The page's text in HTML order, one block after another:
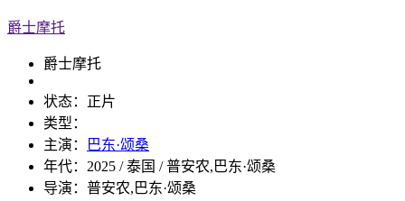
爵士摩托
爵士摩托
状态： 正片
类型：
主演：
巴东·颂桑
年代： 2025 / 泰国 / 普安农,巴东·颂桑
导演： 普安农,巴东·颂桑